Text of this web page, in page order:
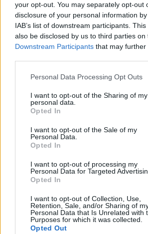
your opt-out. You may separately opt-out
disclosure of your personal information
IAB’s list of downstream participants.
also be disclosed by us to third parties on
Downstream Participants that may
Personal Data Processing Opt Outs
I want to opt-out of the Sharing of my
personal data.
Opted In
I want to opt-out of the Sale of my
Personal Data.
Opted In
I want to opt-out of processing my
Personal Data for Targeted
Opted In
I want to opt-out of Collection, Use,
Retention, Sale, and/or Sharing of
Personal Data that Is Unrelated with
Purposes for which it was collected.
Opted Out
assoluto da avere nel proprio
Fantacalcio. Saprebbe
addirittura migliorare - la fanta-
anni con la maglia della
(e a Thiago Motta,
sentenza.